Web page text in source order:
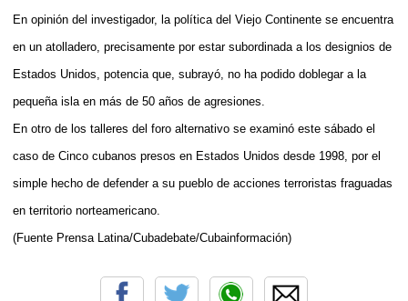
En opinión del investigador, la política del Viejo Continente se encuentra
en un atolladero, precisamente por estar subordinada a los designios de
Estados Unidos, potencia que, subrayó, no ha podido doblegar a la
pequeña isla en más de 50 años de agresiones.
En otro de los talleres del foro alternativo se examinó este sábado el
caso de Cinco cubanos presos en Estados Unidos desde 1998, por el
simple hecho de defender a su pueblo de acciones terroristas fraguadas
en territorio norteamericano.
(Fuente Prensa Latina/Cubadebate/Cubainformación)